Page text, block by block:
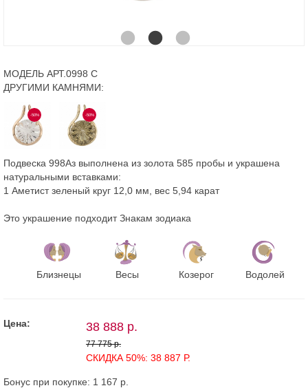
МОДЕЛЬ АРТ.0998 С
ДРУГИМИ КАМНЯМИ:
-50% -50%
Подвеска 998Аз выполнена из золота 585 пробы и украшена
натуральными вставками:
1 Аметист зеленый круг 12,0 мм, вес 5,94 карат
Это украшение подходит Знакам зодиака
Близнецы Весы Козерог Водолей
Цена: 38 888 р.
77 775 р.
СКИДКА 50%: 38 887 Р.
Бонус при покупке: 1 167 р.